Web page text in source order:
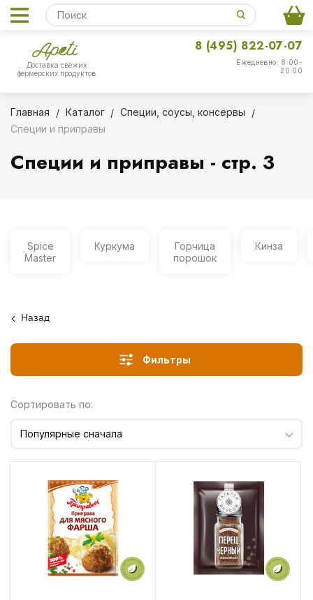
Доставка свежих
фермерских продуктов
Ежедневно: 8:00-
20:00
8 (495) 822-07-07
Главная Каталог
Специи, соусы, консервы
Специи и приправы
Специи и приправы - стр. 3
Spice
Master
Куркума
Горчица
порошок
Кинза
Назад
Фильтры
Сортировать по:
Популярные сначала